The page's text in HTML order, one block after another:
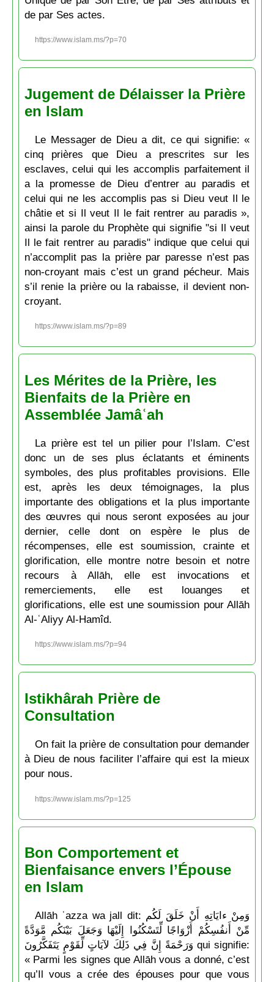
de par Ses actes.
https://www.islam.ms/?p=70
Jugement de Délaisser la Prière
en Islam
Le Messager de Dieu a dit, ce qui signifie: «
cinq prières que Dieu a prescrites sur les
esclaves, celui qui les accomplis parfaitement il
a la promesse de Dieu d’entrer au paradis et
celui qui ne les accomplis pas si Dieu veut Il le
châtie et si Il veut Il le fait rentrer au paradis »,
ainsi la parole du Prophète qui signifie "si Il veut
Il le fait rentrer au paradis" indique que celui qui
n’accomplit pas la prière par paresse n’est pas
non-croyant mais c’est un grand pécheur. Mais
s’il renie la prière ou la rabaisse, il devient non-
croyant.
https://www.islam.ms/?p=89
Les Mérites de la Prière, les
Bienfaits de la Prière en
Assemblée Jamâʿah
La prière est tel un pilier pour l’Islam. C’est
donc un de ses plus éclatants et éminents
symboles, des plus profitables provisions. Elle
est, après les deux témoignages, la plus
importante des obligations et la plus importante
des œuvres qui nous seront exposées au jour
dernier, celle dont on espère le plus de
récompenses, elle est soumission, crainte et
glorification, elle montre notre besoin et notre
recours à Allāh, elle est invocations et
remerciements, elle est louanges et
glorifications, elle est une soumission pour Allāh
Al-ʿAliyy Al-Hamîd.
https://www.islam.ms/?p=94
Istikhârah Prière de
Consultation
On fait la prière de consultation pour demander
à Dieu de nous faciliter l’affaire qui est la mieux
pour nous.
https://www.islam.ms/?p=125
Bon Comportement et
Bienfaisance envers l’Épouse
en Islam
Allāh ʿazza wa jall dit: وَمِنْ ءايَاتِهِ أَنْ خَلَقَ لَكُم
مِّنْ أَنفُسِكُمْ أَزْوَاجًا لِّتَسْكُنُوا إِلَيْهَا وَجَعَلَ بَيْنَكُم مَّوَدَّةً
وَرَحْمَةً إِنَّ فِي ذَلِكَ لآيَاتٍ لِّقَوْمٍ يَتَفَكَّرُونَ qui signifie:
« Parmi les signes que Allāh vous a donné, c’est
qu’Il vous a crée des épouses pour que vous